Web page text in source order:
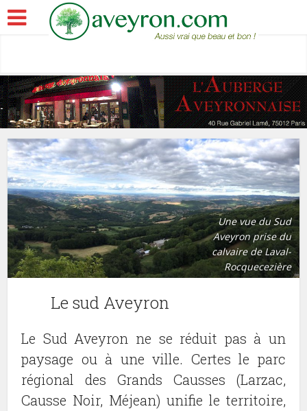
Une vue du Sud
Aveyron prise du
calvaire de Laval-
Rocquecezière
Le sud Aveyron
Le Sud Aveyron ne se réduit pas à un
paysage ou à une ville. Certes le parc
régional des Grands Causses (Larzac,
Causse Noir, Méjean) unifie le territoire,